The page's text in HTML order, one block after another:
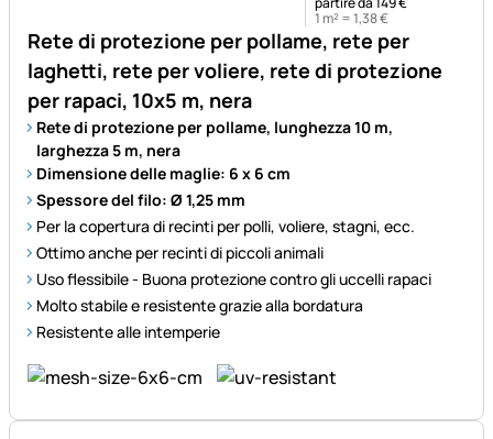
Rete di protezione per pollame, rete per
laghetti, rete per voliere, rete di protezione
per rapaci, 10x5 m, nera
Rete di protezione per pollame, lunghezza 10 m,
larghezza 5 m, nera
Dimensione delle maglie: 6 x 6 cm
Spessore del filo: Ø 1,25 mm
Per la copertura di recinti per polli, voliere, stagni, ecc.
Ottimo anche per recinti di piccoli animali
Uso flessibile - Buona protezione contro gli uccelli rapaci
Molto stabile e resistente grazie alla bordatura
Resistente alle intemperie
1 m² =1,38€